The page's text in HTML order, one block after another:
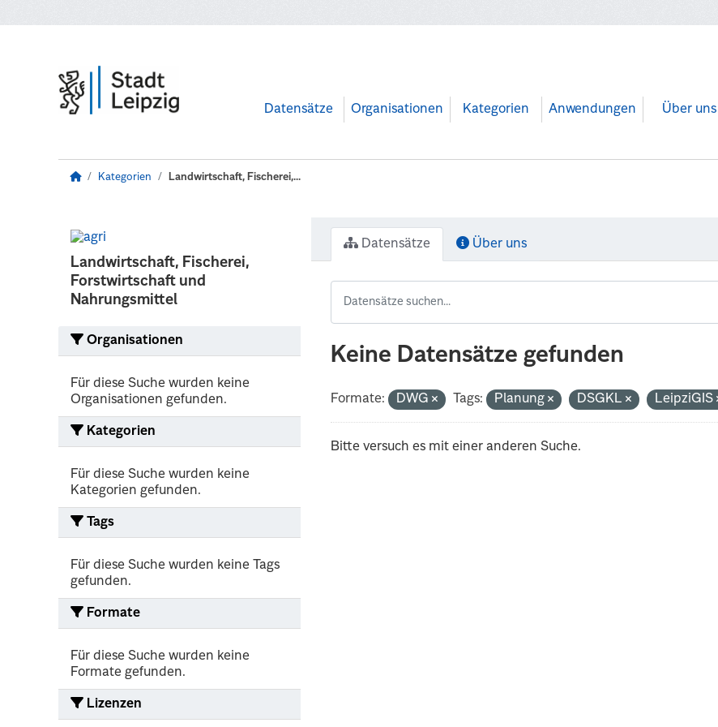
Datensätze Organisationen Kategorien Anwendungen Über uns
Kategorien Landwirtschaft, Fischerei,...
Landwirtschaft, Fischerei,
Forstwirtschaft und
Nahrungsmittel
Organisationen
Für diese Suche wurden keine
Organisationen gefunden.
Kategorien
Für diese Suche wurden keine
Kategorien gefunden.
Tags
Für diese Suche wurden keine Tags
gefunden.
Formate
Für diese Suche wurden keine
Formate gefunden.
Lizenzen
Datensätze Über uns
Keine Datensätze gefunden
Formate: DWG Tags: Planung DSGKL LeipziGIS
Bitte versuch es mit einer anderen Suche.